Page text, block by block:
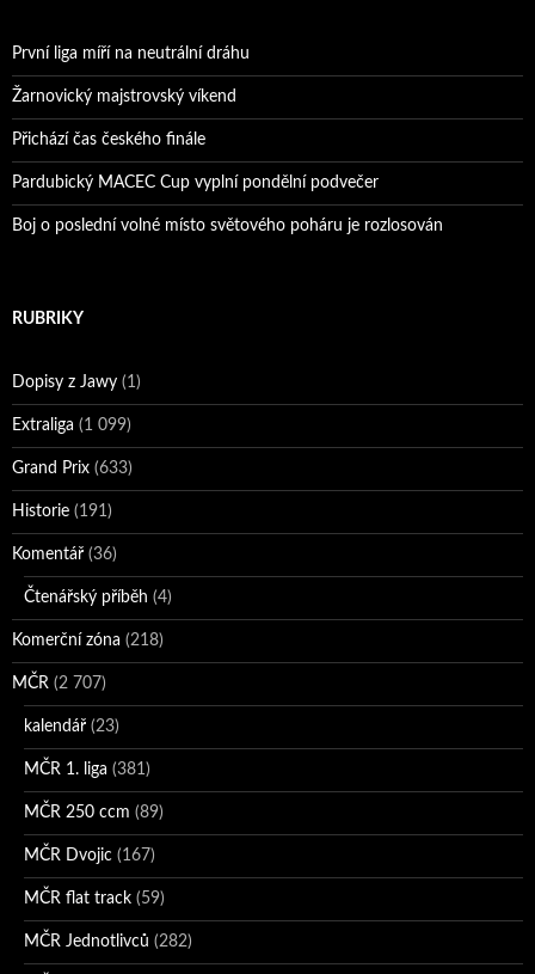
První liga míří na neutrální dráhu
Žarnovický majstrovský víkend
Přichází čas českého finále
Pardubický MACEC Cup vyplní pondělní podvečer
Boj o poslední volné místo světového poháru je rozlosován
RUBRIKY
Dopisy z Jawy (1)
Extraliga (1 099)
Grand Prix (633)
Historie (191)
Komentář (36)
Čtenářský příběh (4)
Komerční zóna (218)
MČR (2 707)
kalendář (23)
MČR 1. liga (381)
MČR 250 ccm (89)
MČR Dvojic (167)
MČR flat track (59)
MČR Jednotlivců (282)